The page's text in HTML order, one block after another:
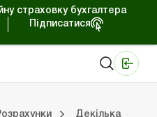
страховку бухгалтера
Підписатися
Декілька